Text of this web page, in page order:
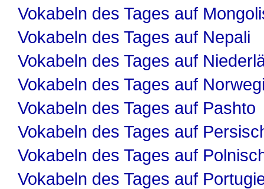
Vokabeln des Tages auf
Vokabeln des Tages auf Nepali
Vokabeln des Tages auf
Vokabeln des Tages auf
Vokabeln des Tages auf Pashto
Vokabeln des Tages auf
Vokabeln des Tages auf
Vokabeln des Tages auf